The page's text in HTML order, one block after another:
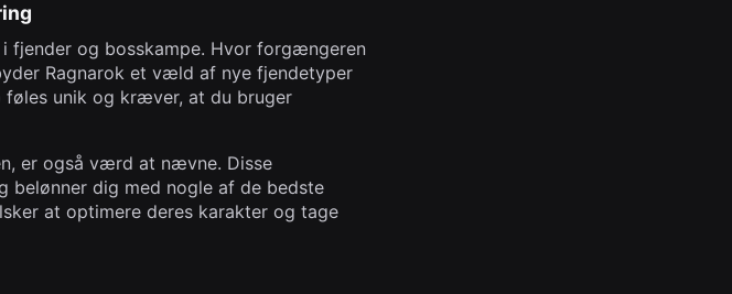
fjender og bosskampe. Hvor forgængeren
Ragnarok et væld af nye fjendetyper
unik og kræver, at du bruger
er også værd at nævne. Disse
belønner dig med nogle af de bedste
at optimere deres karakter og tage